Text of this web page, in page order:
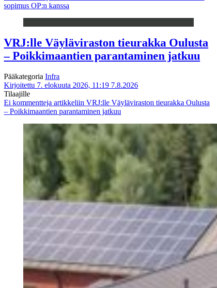
sopimus OP:n kanssa
VRJ:lle Väyläviraston tieurakka Oulusta
– Poikkimaantien parantaminen jatkuu
Pääkategoria Infra
Kirjoitettu 7. elokuuta 2026, 11:19 7.8.2026
Tilaajille
Ei kommentteja artikkeliin VRJ:lle Väyläviraston tieurakka Oulusta
– Poikkimaantien parantaminen jatkuu